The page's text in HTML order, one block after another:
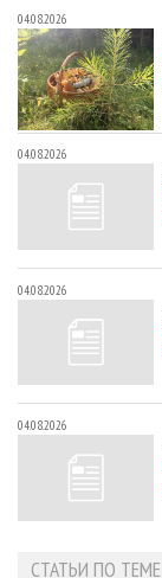
04.08.2026
04.08.2026
04.08.2026
04.08.2026
СТАТЬИ ПО ТЕМЕ